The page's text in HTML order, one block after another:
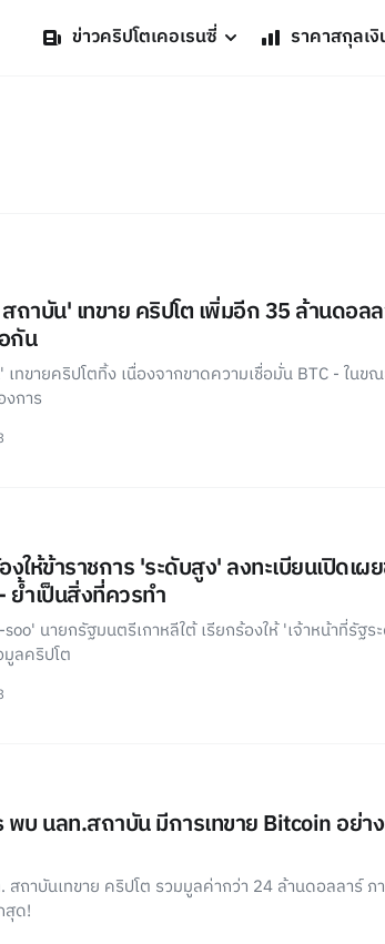
ข่าวคริปโตเคอเรนซี่ ราคาสกุลเ
าบัน' เทขาย คริปโต เพิ่มอีก 35 ล้านดอล
กัน
ทขายคริปโตทิ้ง เนื่องจากขาดความเชื่อมั่น BTC - ในข
การ
งให้ข้าราชการ 'ระดับสูง' ลงทะเบียนเปิดเผ
ำเป็นสิ่งที่ควรทำ
นายกรัฐมนตรีเกาหลีใต้ เรียกร้องให้ 'เจ้าหน้าที่รัฐร
ลคริปโต
พบ นลท.สถาบัน มีการเทขาย Bitcoin อย่า
ถาบันเทขาย คริปโต รวมมูลค่ากว่า 24 ล้านดอลลาร์ ภ
สุด!